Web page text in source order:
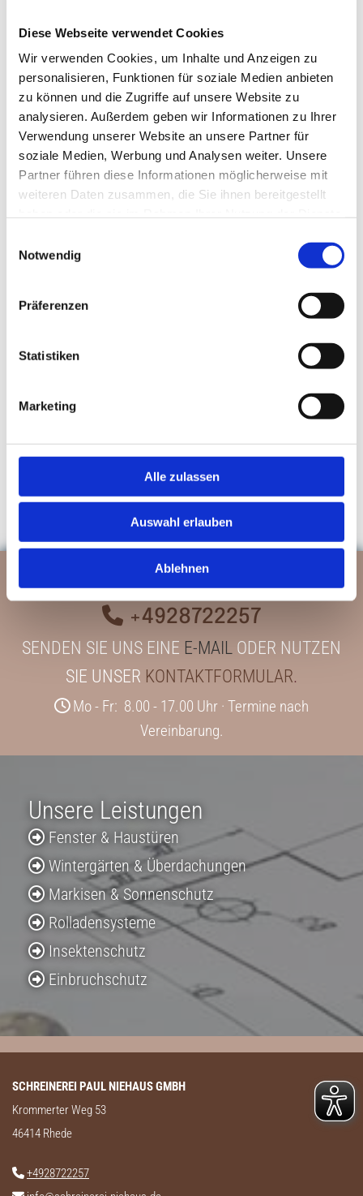
Diese Webseite verwendet Cookies
Wir verwenden Cookies, um Inhalte und Anzeigen zu
personalisieren, Funktionen für soziale Medien anbieten
zu können und die Zugriffe auf unsere Website zu
analysieren. Außerdem geben wir Informationen zu Ihrer
Verwendung unserer Website an unsere Partner für
soziale Medien, Werbung und Analysen weiter. Unsere
Partner führen diese Informationen möglicherweise mit
weiteren Daten zusammen, die Sie ihnen bereitgestellt
Notwendig
Präferenzen
Statistiken
Marketing
Alle zulassen
Auswahl erlauben
Ablehnen
Wir sind für Sie da! Rufen Sie an
 +4928722257
SENDEN SIE UNS EINE E-MAIL ODER NUTZEN
SIE UNSER KONTAKTFORMULAR.
Mo - Fr: 8.00 - 17.00 Uhr · Termine nach
Vereinbarung.
Unsere Leistungen
 Fenster & Haustüren
 Wintergärten & Überdachungen
 Markisen & Sonnenschutz
 Rolladensysteme
 Insektenschutz
 Einbruchschutz
SCHREINEREI PAUL NIEHAUS GMBH
Krommerter Weg 53
46414 Rhede
 +4928722257